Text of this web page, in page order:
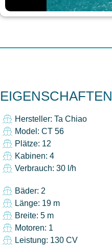
EIGENSCHAFTEN
Hersteller: Ta Chiao
Model: CT 56
Plätze: 12
Kabinen: 4
Verbrauch: 30 l/h
Bäder: 2
Länge: 19 m
Breite: 5 m
Motoren: 1
Leistung: 130 CV